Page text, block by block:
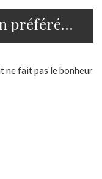
préféré…
ne fait pas le bonheur